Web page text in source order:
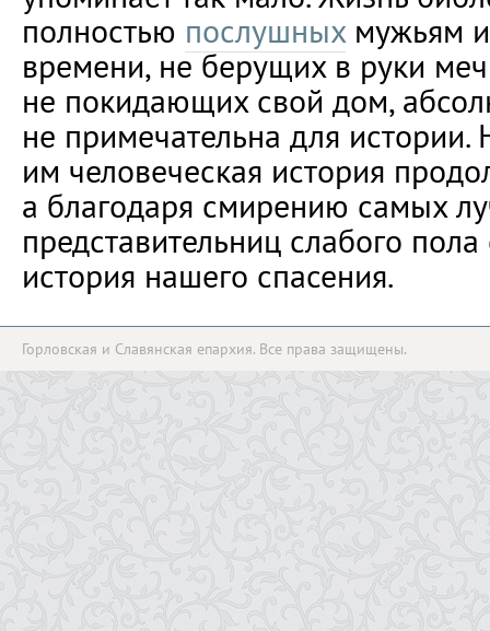
полностью послушныхмужьям и
времени, не берущих в руки
не покидающих свой дом,
не примечательна для
им человеческая история
а благодаря смирению самых
представительниц слабого
история нашего спасения.
Горловская и Славянская епархия. Все права защищены.